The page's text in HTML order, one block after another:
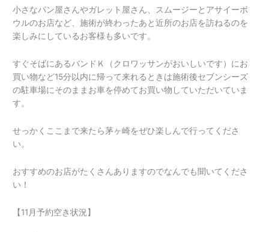
小さなパン屋さんやガレット屋さん、スムージーとアサイーボ
ウルのお店など、施術が終わったあと近所のお店を訪ねるのを
楽しみにしているお客様も多いです。
すぐそばにあるバンドＫ（クロワッサンがおいしいです）にお
買い物など15分以内に帰って来れるときは施術後セブンシーズ
の駐車場にそのままお車を停めてお買い物していただいていま
す。
せっかくここまで来たら茅ヶ崎をぜひ楽しんで行ってくださ
い。
おすすめのお店がたくさんありますのでなんでも聞いてくださ
い！
【11月予約空き状況】